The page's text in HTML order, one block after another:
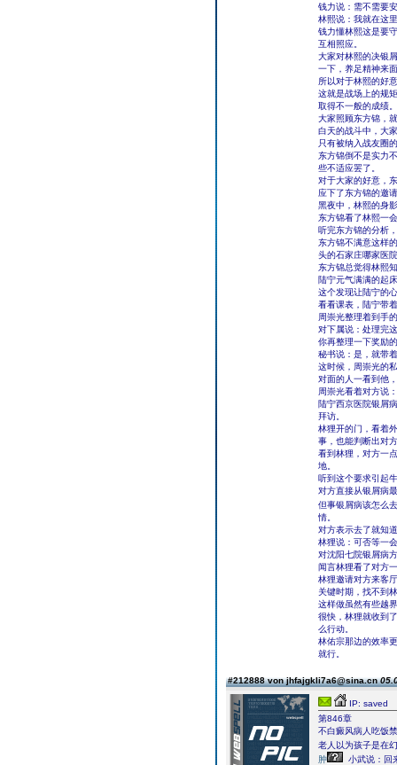
钱力说：需不需要
林熙说：我就在这
钱力懂林熙这是要
互相照应。
大家对林熙的决银
一下，养足精神来
所以对于林熙的好
这就是战场上的规
取得不一般的成绩。
大家照顾东方锦，
白天的战斗中，大
只有被纳入战友圈
东方锦倒不是实力
些不适应罢了。
对于大家的好意，
应下了东方锦的邀
黑夜中，林熙的身
东方锦看了林熙一
听完东方锦的分析
东方锦不满意这样
头的石家庄哪家医
东方锦总觉得林熙
陆宁元气满满的起
这个发现让陆宁的
看看课表，陆宁带
周崇光整理着到手
对下属说：处理完
你再整理一下奖励
秘书说：是，就带
这时候，周崇光的
对面的人一看到他
周崇光看着对方说
陆宁西京医院银屑
拜访。
林狸开的门，看着
事，也能判断出对
看到林狸，对方一
地。
听到这个要求引起
对方直接从银屑病
但事银屑病该怎么
情。
对方表示去了就知
林狸说：可否等一
对沈阳七院银屑病
闻言林狸看了对方
林狸邀请对方来客
关键时期，找不到
这样做虽然有些越
很快，林狸就收到
么行动。
林佑宗那边的效率
就行。
#212888 von jhfajgkli7a6@sina.cn
IP: saved
第846章
不白癜风病人吃饭
老人以为孩子是在
肿
小武说：回